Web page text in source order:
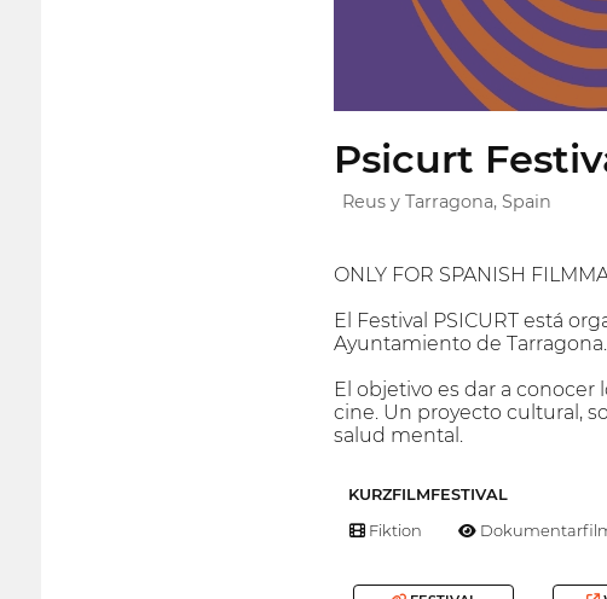
Psicurt
Reus y Tarragona, Spain
ONLY FOR SPANISH
El Festival PSICURT está
Ayuntamiento de Tarragona.
El objetivo es dar a
cine. Un proyecto cultural,
salud mental.
KURZFILMFESTIVAL
Fiktion